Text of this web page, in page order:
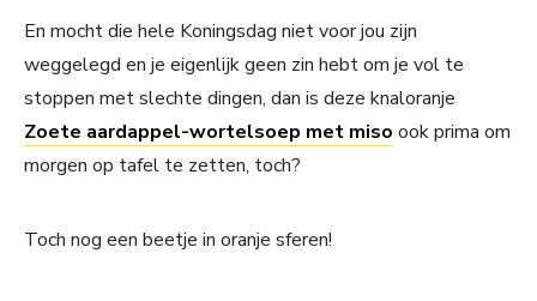
En mocht die hele Koningsdag niet voor jou zijn
weggelegd en je eigenlijk geen zin hebt om je vol te
stoppen met slechte dingen, dan is deze knaloranje
Zoete aardappel-wortelsoep met miso ook prima om
morgen op tafel te zetten, toch?
Toch nog een beetje in oranje sferen!